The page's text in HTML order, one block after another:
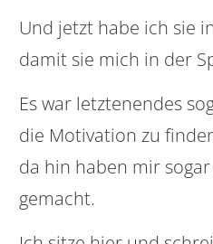
Und jetzt habe ich sie
damit sie mich in der
Es war letztenendes
die Motivation zu
da hin haben mir
gemacht.